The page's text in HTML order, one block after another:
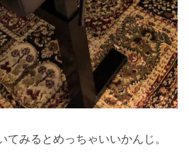
てみるとめっちゃいいかんじ。